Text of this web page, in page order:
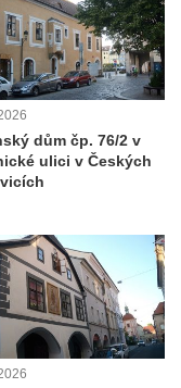
u
dům čp. 76/2 v
ulici v Českých